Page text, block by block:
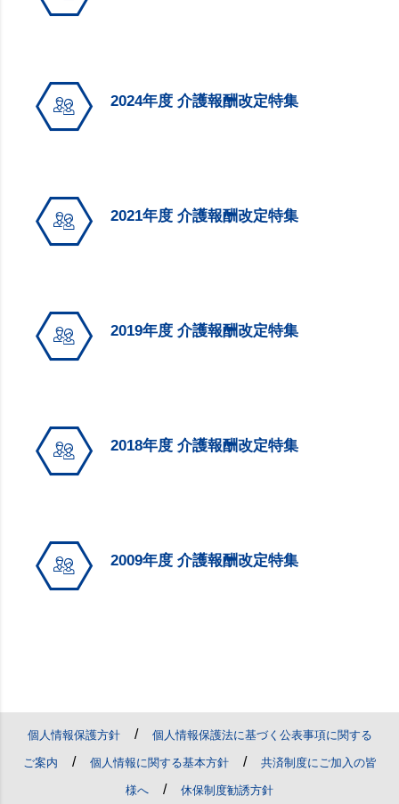
2024年度 介護報酬改定特集
2021年度 介護報酬改定特集
2019年度 介護報酬改定特集
2018年度 介護報酬改定特集
2009年度 介護報酬改定特集
個人情報保護方針/ 個人情報保護法に基づく公表事項に関する
ご案内 / 個人情報に関する基本方針/ 共済制度にご加入の皆
様へ / 休保制度勧誘方針